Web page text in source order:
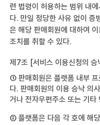
련 법령이 허용하는 범위 내
다. 만일 정당한 사유 없이 증
은 해당 판매회원에 대하여
조치를 취할 수 있다.
제7조 [서비스 이용신청의 승
① 판매회원은 플랫폼 내부
다. 판매회원의 이용 승낙 의
거나 전자우편주소 또는 기타
② 플랫폼은 다음 각 호에 해